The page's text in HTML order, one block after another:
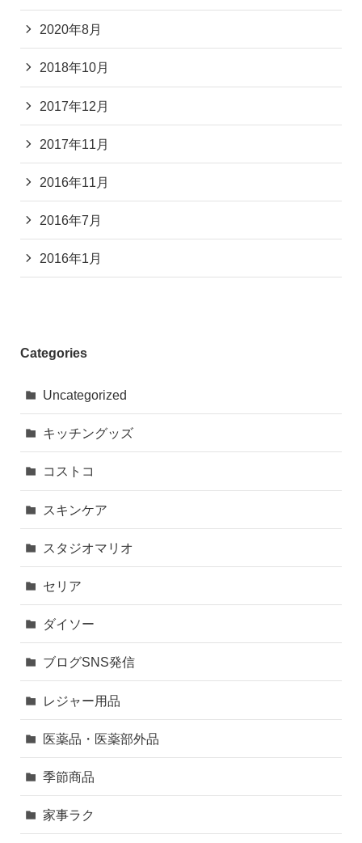
2020年8月
2018年10月
2017年12月
2017年11月
2016年11月
2016年7月
2016年1月
Categories
Uncategorized
キッチングッズ
コストコ
スキンケア
スタジオマリオ
セリア
ダイソー
ブログSNS発信
レジャー用品
医薬品・医薬部外品
季節商品
家事ラク